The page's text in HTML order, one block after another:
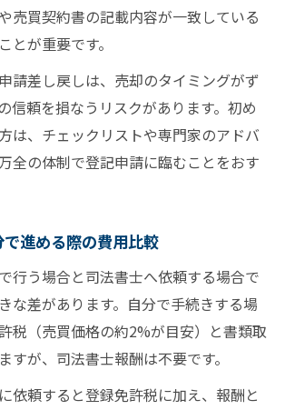
売買契約書の記載内容が一致している
とが重要です。
請差し戻しは、売却のタイミングがず
信頼を損なうリスクがあります。初め
は、チェックリストや専門家のアドバ
全の体制で登記申請に臨むことをおす
進める際の費用比較
行う場合と司法書士へ依頼する場合で
な差があります。自分で手続きする場
税（売買価格の約2%が目安）と書類取
すが、司法書士報酬は不要です。
依頼すると登録免許税に加え、報酬と